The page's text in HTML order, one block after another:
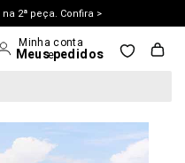
na 2ª peça. Confira >
Clique e aproveite.